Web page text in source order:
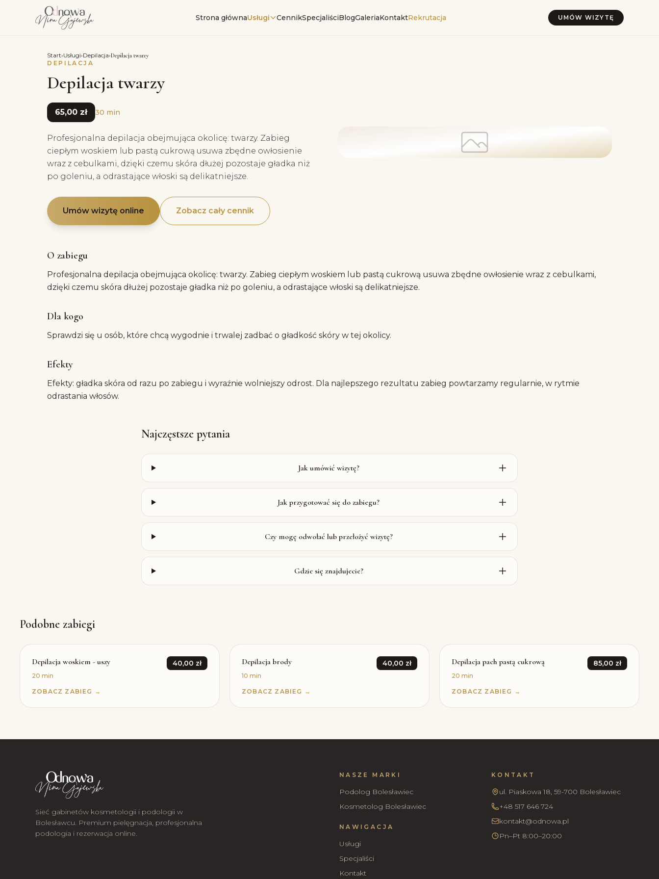
Strona głównaUsługi CennikSpecjaliściBlogGaleriaKontaktRekrutacja UMÓW WIZYTĘ
Start›Usługi›Depilacja›Depilacja twarzy
DEPILACJA
Depilacja twarzy
65,00 zł 30 min
Profesjonalna depilacja obejmująca okolicę: twarzy. Zabieg
ciepłym woskiem lub pastą cukrową usuwa zbędne owłosienie
wraz z cebulkami, dzięki czemu skóra dłużej pozostaje gładka niż
po goleniu, a odrastające włoski są delikatniejsze.
Umów wizytę online Zobacz cały cennik
O zabiegu
Profesjonalna depilacja obejmująca okolicę: twarzy. Zabieg ciepłym woskiem lub pastą cukrową usuwa zbędne owłosienie wraz z cebulkami,
dzięki czemu skóra dłużej pozostaje gładka niż po goleniu, a odrastające włoski są delikatniejsze.
Dla kogo
Sprawdzi się u osób, które chcą wygodnie i trwalej zadbać o gładkość skóry w tej okolicy.
Efekty
Efekty: gładka skóra od razu po zabiegu i wyraźnie wolniejszy odrost. Dla najlepszego rezultatu zabieg powtarzamy regularnie, w rytmie
odrastania włosów.
Najczęstsze pytania
Jak umówić wizytę?
Jak przygotować się do zabiegu?
Czy mogę odwołać lub przełożyć wizytę?
Gdzie się znajdujecie?
Podobne zabiegi
Depilacja woskiem - uszy 40,00 zł
20 min
ZOBACZ ZABIEG →
Depilacja brody 40,00 zł
10 min
ZOBACZ ZABIEG →
Depilacja pach pastą cukrową 85,00 zł
20 min
ZOBACZ ZABIEG →
Sieć gabinetów kosmetologii i podologii w
Bolesławcu. Premium pielęgnacja, profesjonalna
podologia i rezerwacja online.
NASZE MARKI
Podolog Bolesławiec
Kosmetolog Bolesławiec
NAWIGACJA
Usługi
Specjaliści
Kontakt
KONTAKT
ul. Piaskowa 18, 59-700 Bolesławiec
+48 517 646 724
kontakt@odnowa.pl
Pn–Pt 8:00–20:00